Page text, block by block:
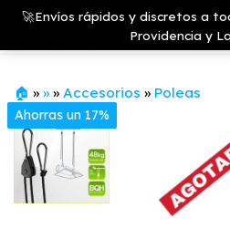
Saltar
contenido
🚀Envíos rápidos y discretos a
Providencia y
& LED
Store
🏠 » » » Accesorios » Poleas
Ahorras un 17%